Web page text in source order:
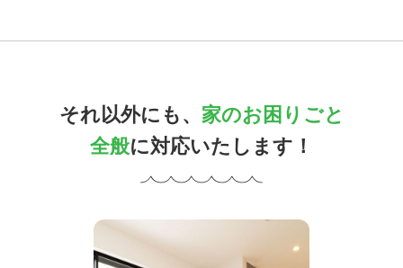
それ以外にも、 家のお困りごと
全般に対応いたします！